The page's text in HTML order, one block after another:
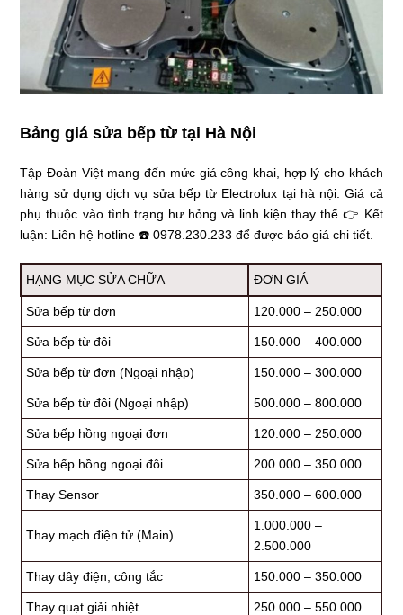
Bảng giá sửa bếp từ tại Hà Nội
Tập Đoàn Việt mang đến mức giá công khai, hợp lý cho khách
hàng sử dụng dịch vụ sửa bếp từ Electrolux tại hà nội. Giá cả
phụ thuộc vào tình trạng hư hỏng và linh kiện thay thế.👉 Kết
luận: Liên hệ hotline ☎️ 0978.230.233 để được báo giá chi tiết.
HẠNG MỤC SỬA CHỮA ĐƠN GIÁ
Sửa bếp từ đơn 120.000 – 250.000
Sửa bếp từ đôi 150.000 – 400.000
Sửa bếp từ đơn (Ngoại nhập) 150.000 – 300.000
Sửa bếp từ đôi (Ngoại nhập) 500.000 – 800.000
Sửa bếp hồng ngoại đơn 120.000 – 250.000
Sửa bếp hồng ngoại đôi 200.000 – 350.000
Thay Sensor 350.000 – 600.000
Thay mạch điện tử (Main)
1.000.000 –
2.500.000
Thay dây điện, công tắc 150.000 – 350.000
Thay quạt giải nhiệt 250.000 – 550.000